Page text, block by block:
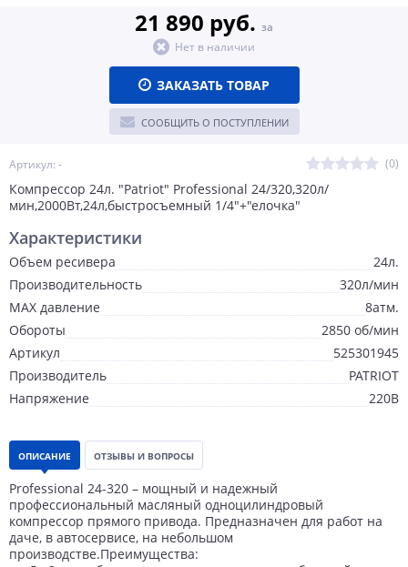
Артикул: - (0)
Компрессор 24л. "Patriot" Professional 24/320,320л/
мин,2000Вт,24л,быстросъемный 1/4"+"елочка"
21 890 руб. за
Нет в наличии
ЗАКАЗАТЬ ТОВАР
СООБЩИТЬ О ПОСТУПЛЕНИИ
Характеристики
Объем ресивера
24л.
Производительность
320л/мин
MAX давление
8атм.
Обороты
2850 об/мин
Артикул
525301945
Производитель
PATRIOT
Напряжение
220В
ОПИСАНИЕ ОТЗЫВЫ И ВОПРОСЫ
Professional 24-320 – мощный и надежный
профессиональный масляный одноцилиндровый
компрессор прямого привода. Предназначен для работ на
даче, в автосервисе, на небольшом
производстве.Преимущества: